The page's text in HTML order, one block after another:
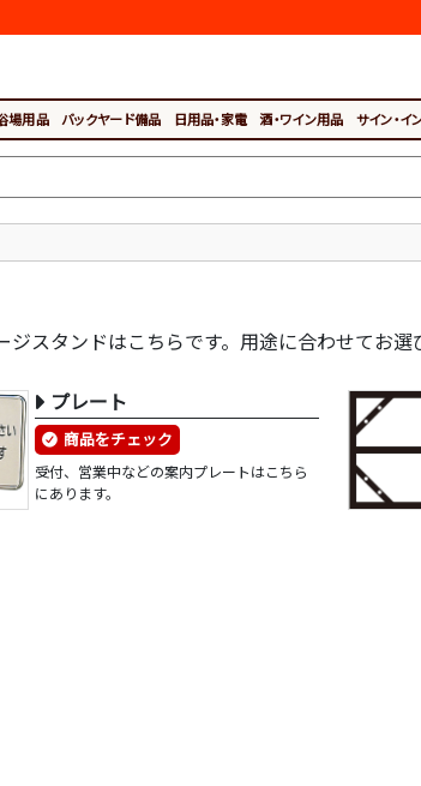
場用品 バックヤード備品 日用品・家電 酒・ワイン用品 サイン・イ
スタンドはこちらです。用途に合わせてお選
プレート
商品をチェック
受付、営業中などの案内プレートはこちら
にあります。